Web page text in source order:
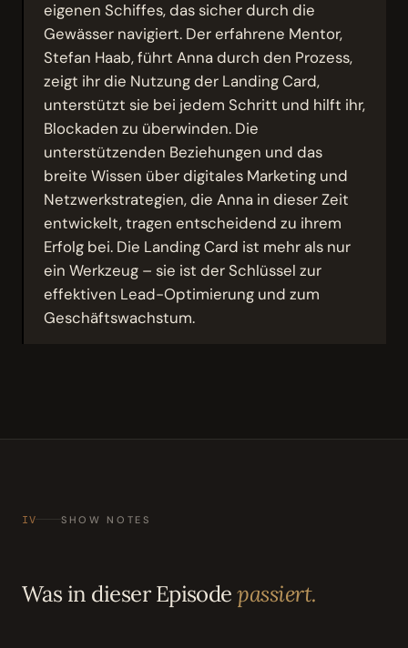
eigenen Schiffes, das sicher durch die
Gewässer navigiert. Der erfahrene Mentor,
Stefan Haab, führt Anna durch den Prozess,
zeigt ihr die Nutzung der Landing Card,
unterstützt sie bei jedem Schritt und hilft ihr,
Blockaden zu überwinden. Die
unterstützenden Beziehungen und das
breite Wissen über digitales Marketing und
Netzwerkstrategien, die Anna in dieser Zeit
entwickelt, tragen entscheidend zu ihrem
Erfolg bei. Die Landing Card ist mehr als nur
ein Werkzeug – sie ist der Schlüssel zur
effektiven Lead-Optimierung und zum
Geschäftswachstum.
IV SHOW NOTES
Was in dieser Episodepassiert.